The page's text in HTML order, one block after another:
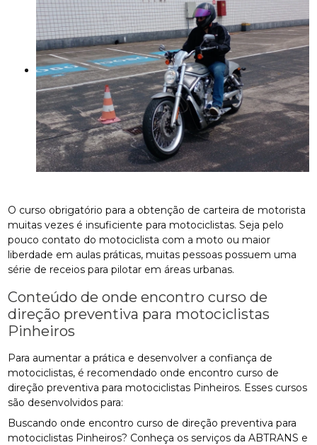
O curso obrigatório para a obtenção de carteira de motorista
muitas vezes é insuficiente para motociclistas. Seja pelo
pouco contato do motociclista com a moto ou maior
liberdade em aulas práticas, muitas pessoas possuem uma
série de receios para pilotar em áreas urbanas.
Conteúdo de onde encontro curso de
direção preventiva para motociclistas
Pinheiros
Para aumentar a prática e desenvolver a confiança de
motociclistas, é recomendado onde encontro curso de
direção preventiva para motociclistas Pinheiros. Esses cursos
são desenvolvidos para:
Buscando onde encontro curso de direção preventiva para
motociclistas Pinheiros? Conheça os serviços da ABTRANS e